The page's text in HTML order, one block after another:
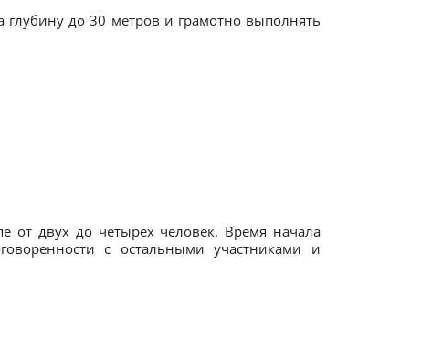
глубину до 30 метров и грамотно выполнять
от двух до четырех человек. Время начала
с остальными участниками и